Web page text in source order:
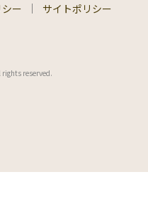
ー
サイトポリシー
reserved.